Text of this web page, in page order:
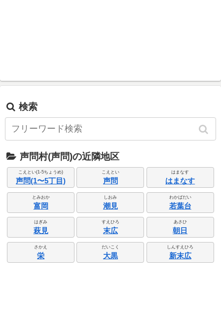
検索
声問村(声問)の近隣地区
こえとい(1-5ちょうめ)
声問(1〜5丁目)
こえとい
声問
はまなす
はまなす
とみおか
富岡
しおみ
潮見
わかばだい
若葉台
はぎみ
萩見
すえひろ
末広
あさひ
朝日
さかえ
栄
だいこく
大黒
しんすえひろ
新末広